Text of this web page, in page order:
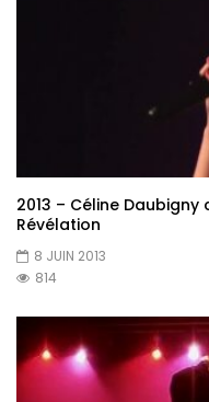
2013 – Céline
Révélation
8 JUIN 2013
814